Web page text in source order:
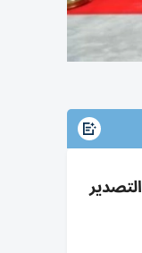
وإعادة التصدير